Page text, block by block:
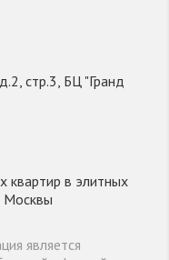
стр.3, БЦ "Гранд
квартир в элитных
Москвы
является